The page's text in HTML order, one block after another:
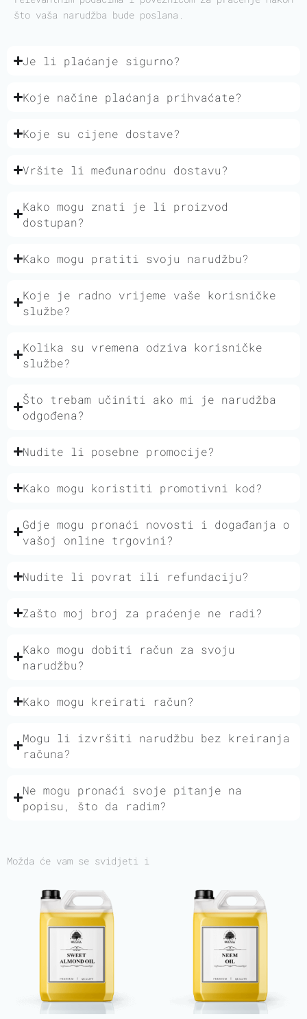
što vaša narudžba bude poslana.
Je li plaćanje sigurno?
Koje načine plaćanja prihvaćate?
Koje su cijene dostave?
Vršite li međunarodnu dostavu?
Kako mogu znati je li proizvod
dostupan?
Kako mogu pratiti svoju narudžbu?
Koje je radno vrijeme vaše korisničke
službe?
Kolika su vremena odziva korisničke
službe?
Što trebam učiniti ako mi je narudžba
odgođena?
Nudite li posebne promocije?
Kako mogu koristiti promotivni kod?
Gdje mogu pronaći novosti i događanja o
vašoj online trgovini?
Nudite li povrat ili refundaciju?
Zašto moj broj za praćenje ne radi?
Kako mogu dobiti račun za svoju
narudžbu?
Kako mogu kreirati račun?
Mogu li izvršiti narudžbu bez kreiranja
računa?
Ne mogu pronaći svoje pitanje na
popisu, što da radim?
Možda će vam se svidjeti i